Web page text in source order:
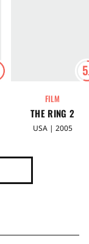
5
FILM
THE RING 2
USA | 2005